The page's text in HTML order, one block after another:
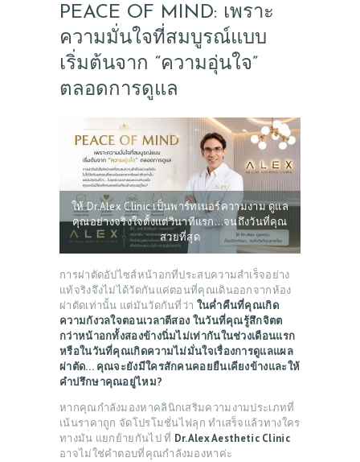
PEACE OF MIND: เพราะ
ความมั่นใจที่สมบูรณ์แบบ
เริ่มต้นจาก “ความอุ่นใจ”
ตลอดการดูแล
ให้ Dr.Alex Clinic เป็นพาร์ทเนอร์ความงาม ดูแล
คุณอย่างจริงใจตั้งแต่วินาทีแรก…จนถึงวันที่คุณ
สวยที่สุด
การผ่าตัดอัปไซส์หน้าอกที่ประสบความสำเร็จอย่าง
แท้จริงจึงไม่ได้วัดกันแค่ตอนที่คุณเดินออกจากห้อง
ผ่าตัดเท่านั้น แต่มันวัดกันที่ว่า ในค่ำคืนที่คุณเกิด
ความกังวลใจตอนเวลาตีสอง ในวันที่คุณรู้สึกจิตต
กว่าหน้าอกทั้งสองข้างนิ่มไม่เท่ากันในช่วงเดือนแรก
หรือในวันที่คุณเกิดความไม่มั่นใจเรื่องการดูแลแผล
ผ่าตัด… คุณจะยังมีใครสักคนคอยยืนเคียงข้างและให้
คำปรึกษาคุณอยู่ไหม?
หากคุณกำลังมองหาคลินิกเสริมความงามประเภทที่
เน้นราคาถูก จัดโปรโมชั่นไฟลุก ทำเสร็จแล้วทางใคร
ทางมัน แยกย้ายกันไป ที่ Dr.Alex Aesthetic Clinic
อาจไม่ใช่คำตอบที่คุณกำลังมองหาค่ะ